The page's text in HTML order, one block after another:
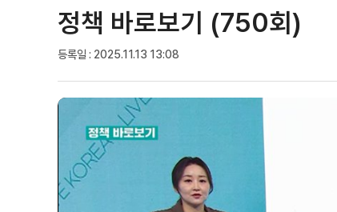
정책 바로보기 (750회)
등록일 : 2025.11.13 13:08